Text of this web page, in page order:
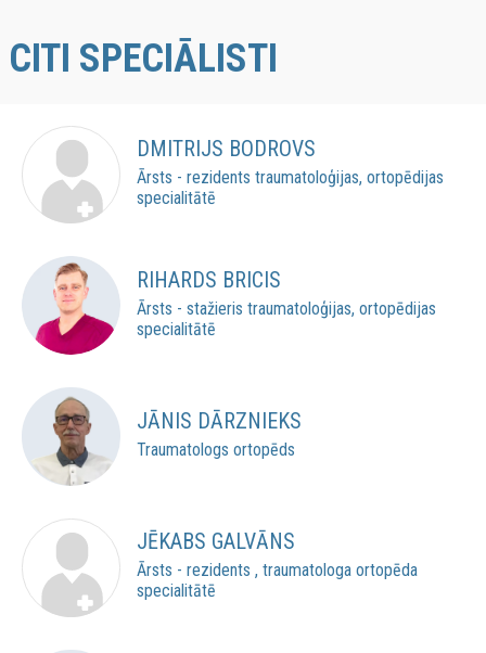
CITI SPECIĀLISTI
DMITRIJS BODROVS
Ārsts - rezidents traumatoloģijas, ortopēdijas
specialitātē
RIHARDS BRICIS
Ārsts - stažieris traumatoloģijas, ortopēdijas
specialitātē
JĀNIS DĀRZNIEKS
Traumatologs ortopēds
JĒKABS GALVĀNS
Ārsts - rezidents , traumatologa ortopēda
specialitātē